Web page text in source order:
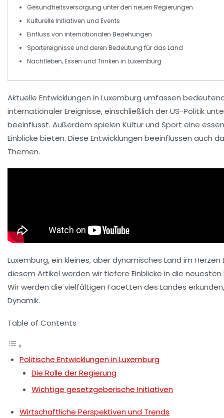
Gesundheitsversorgung unter den neuen Regierungen
KulturelleInitiativen und Events
Einfluss von internationalen Beziehungen
Sportereignisse und deren Bedeutung für das Land
Nachtleben, Essen und Trinken in Luxemburg
Aktuelle Entwicklungen in Luxemburg umfassen
internationaler Ereignisse, einschließlich derUS-Politik
beeinflusst. Außerdem spielen Kulturund Sport eine
Einblicke bieten. Diese Entwicklungen beeinflussen auch
Themen.
Luxemburg, ein kleines, aber dynamisches Land im
diesem Artikel werden wir tiefere Einblicke in die
Wir werden die vielfältigen Facetten des Landes
Dynamik.
Table of Contents
Politische Entwicklungen in Luxemburg
Die Rolle der Regierung
Wichtige gesetzgeberische Initiativen
Wirtschaftliche Perspektiven und Trends